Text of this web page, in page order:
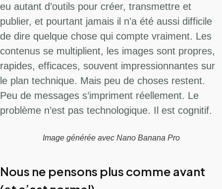
eu autant d’outils pour créer, transmettre et
publier, et pourtant jamais il n’a été aussi difficile
de dire quelque chose qui compte vraiment. Les
contenus se multiplient, les images sont propres,
rapides, efficaces, souvent impressionnantes sur
le plan technique. Mais peu de choses restent.
Peu de messages s’impriment réellement. Le
problème n’est pas technologique. Il est cognitif.
Image générée avec Nano Banana Pro
Nous ne pensons plus comme avant